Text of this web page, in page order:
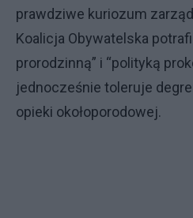
prawdziwe kuriozum
Koalicja Obywatelska
prorodzinną” i “polityką
jednocześnie toleruje
opieki okołoporodowej.